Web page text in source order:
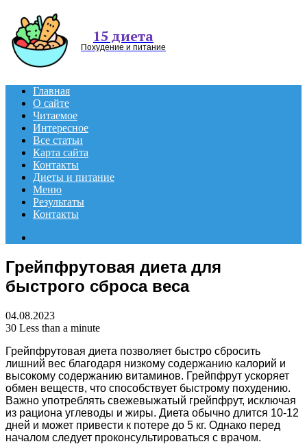
15 диета
Похудение и питание
Главная
О сайте
Читаемое
Интересное
Все статьи
Карта сайта
Контакты
Диеты и питание
Меню
Результаты
Контакты
Грейпфрутовая диета для
быстрого сброса веса
04.08.2023
30 Less than a minute
Грейпфрутовая диета позволяет быстро сбросить
лишний вес благодаря низкому содержанию калорий и
высокому содержанию витаминов. Грейпфрут ускоряет
обмен веществ, что способствует быстрому похудению.
Важно употреблять свежевыжатый грейпфрут, исключая
из рациона углеводы и жиры. Диета обычно длится 10-12
дней и может привести к потере до 5 кг. Однако перед
началом следует проконсультироваться с врачом.